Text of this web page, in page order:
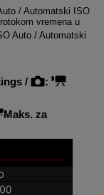
/ Automatski ISO
vremena u
Auto / Automatski
/
:
Maks. za